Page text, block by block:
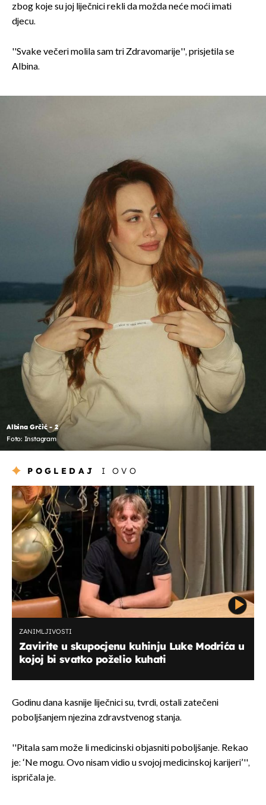
zbog koje su joj liječnici rekli da možda neće moći imati
djecu.
''Svake večeri molila sam tri Zdravomarije'', prisjetila se
Albina.
Albina Grčić - 2
Foto: Instagram
POGLEDAJ I OVO
ZANIMLJIVOSTI
Zavirite u skupocjenu kuhinju Luke Modrića u
kojoj bi svatko poželio kuhati
Godinu dana kasnije liječnici su, tvrdi, ostali zatečeni
poboljšanjem njezina zdravstvenog stanja.
''Pitala sam može li medicinski objasniti poboljšanje. Rekao
je: ‘Ne mogu. Ovo nisam vidio u svojoj medicinskoj karijeri’'',
ispričala je.